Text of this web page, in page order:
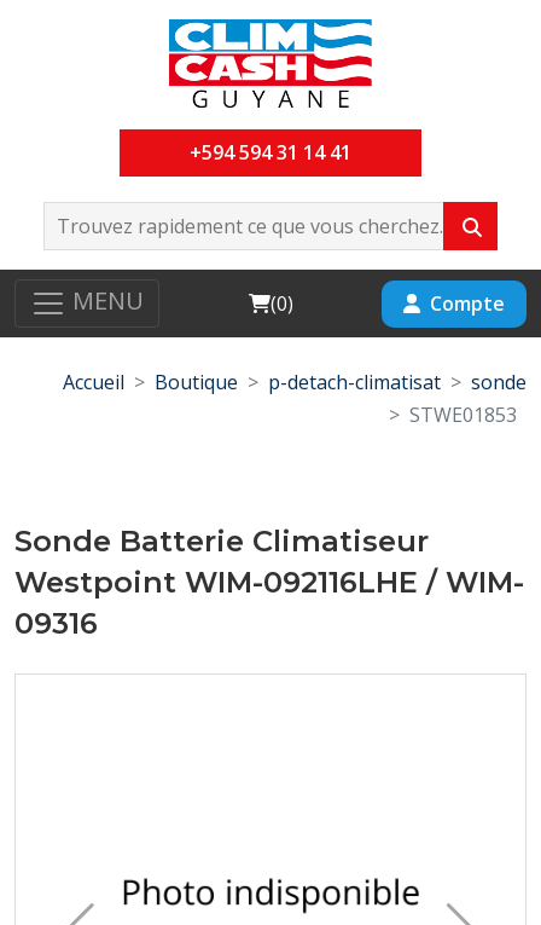
+594 594 31 14 41
MENU Cart
(0) Compte
Accueil Boutique p-detach-climatisat
sonde
STWE01853
Sonde Batterie Climatiseur
Westpoint WIM-092116LHE / WIM-
09316